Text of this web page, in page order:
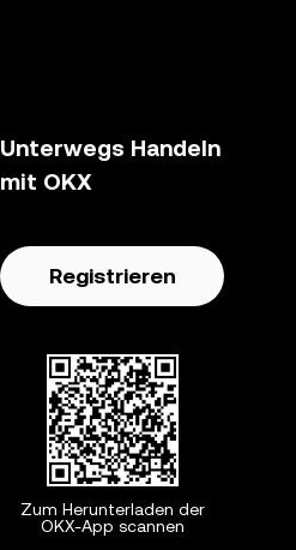
Unterwegs Handeln
mit OKX
Registrieren
Zum Herunterladen der
OKX-App scannen